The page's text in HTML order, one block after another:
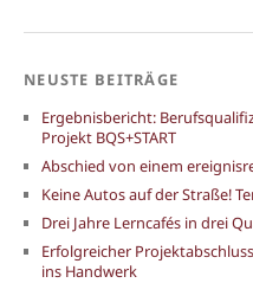
NEUSTE BEITRÄGE
Ergebnisbericht:
Projekt BQS+START
Abschied von einem
Keine Autos auf der Straße!
Drei Jahre Lerncafés in drei
Erfolgreicher
ins Handwerk